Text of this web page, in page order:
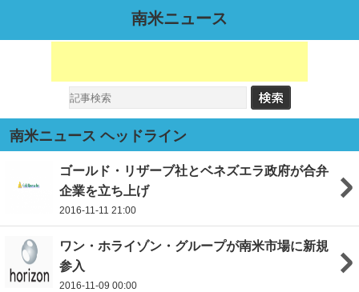
南米ニュース
南米ニュース ヘッドライン
ゴールド・リザーブ社とベネズエラ政府が合弁
企業を立ち上げ
2016-11-11 21:00
ワン・ホライゾン・グループが南米市場に新規
参入
2016-11-09 00:00